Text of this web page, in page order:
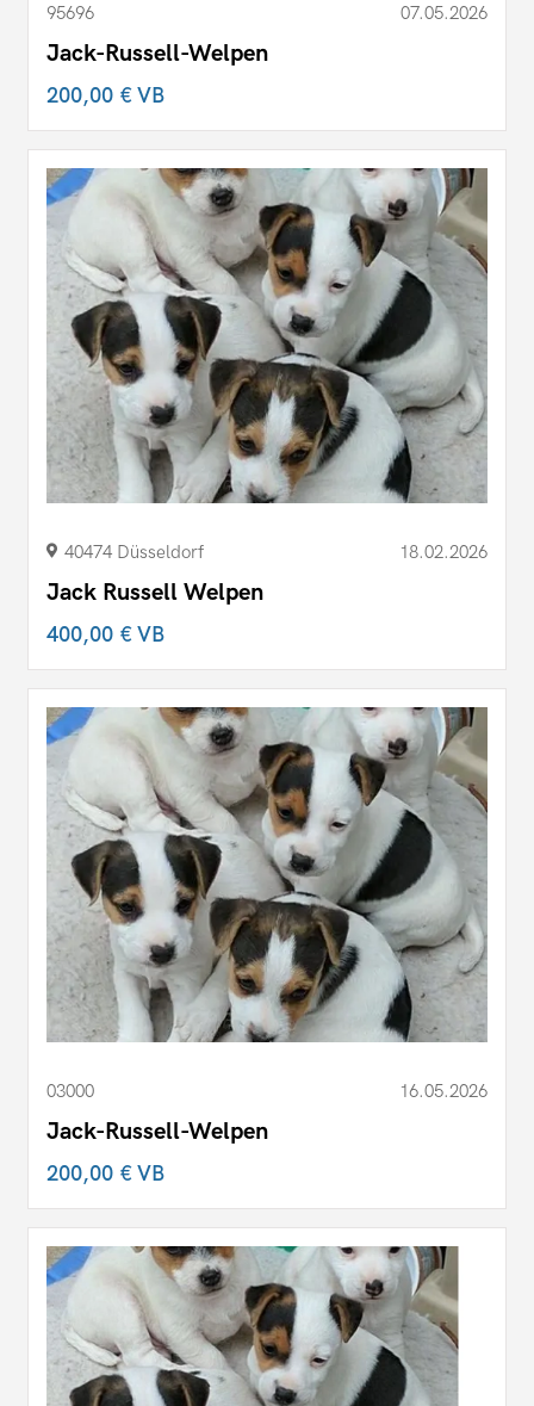
95696 07.05.2026
Jack-Russell-Welpen
200,00 €VB
40474 Düsseldorf 18.02.2026
Jack Russell Welpen
400,00 €VB
03000 16.05.2026
Jack-Russell-Welpen
200,00 €VB